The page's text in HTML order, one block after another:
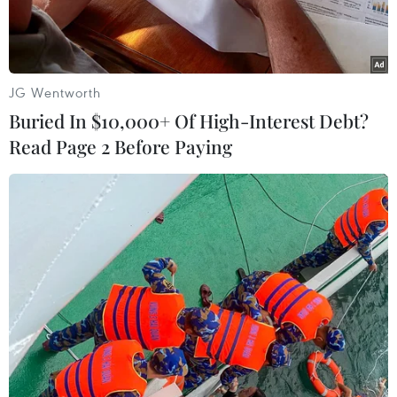
Biên đội máy bay tiêm kích thế hệ thứ 5 Sukhoi Su-57 tổng duyệt
cho lễ duyệt binh kỷ niệm Chiến thắng phátxít tại Moskva. (Ảnh:
Trần Hiếu/TTXVN)
Tổng thống Nga Vladimir Putin tuyên bố
JG Wentworth
Buried In $10,000+ Of High-Interest Debt?
Read Page 2 Before Paying